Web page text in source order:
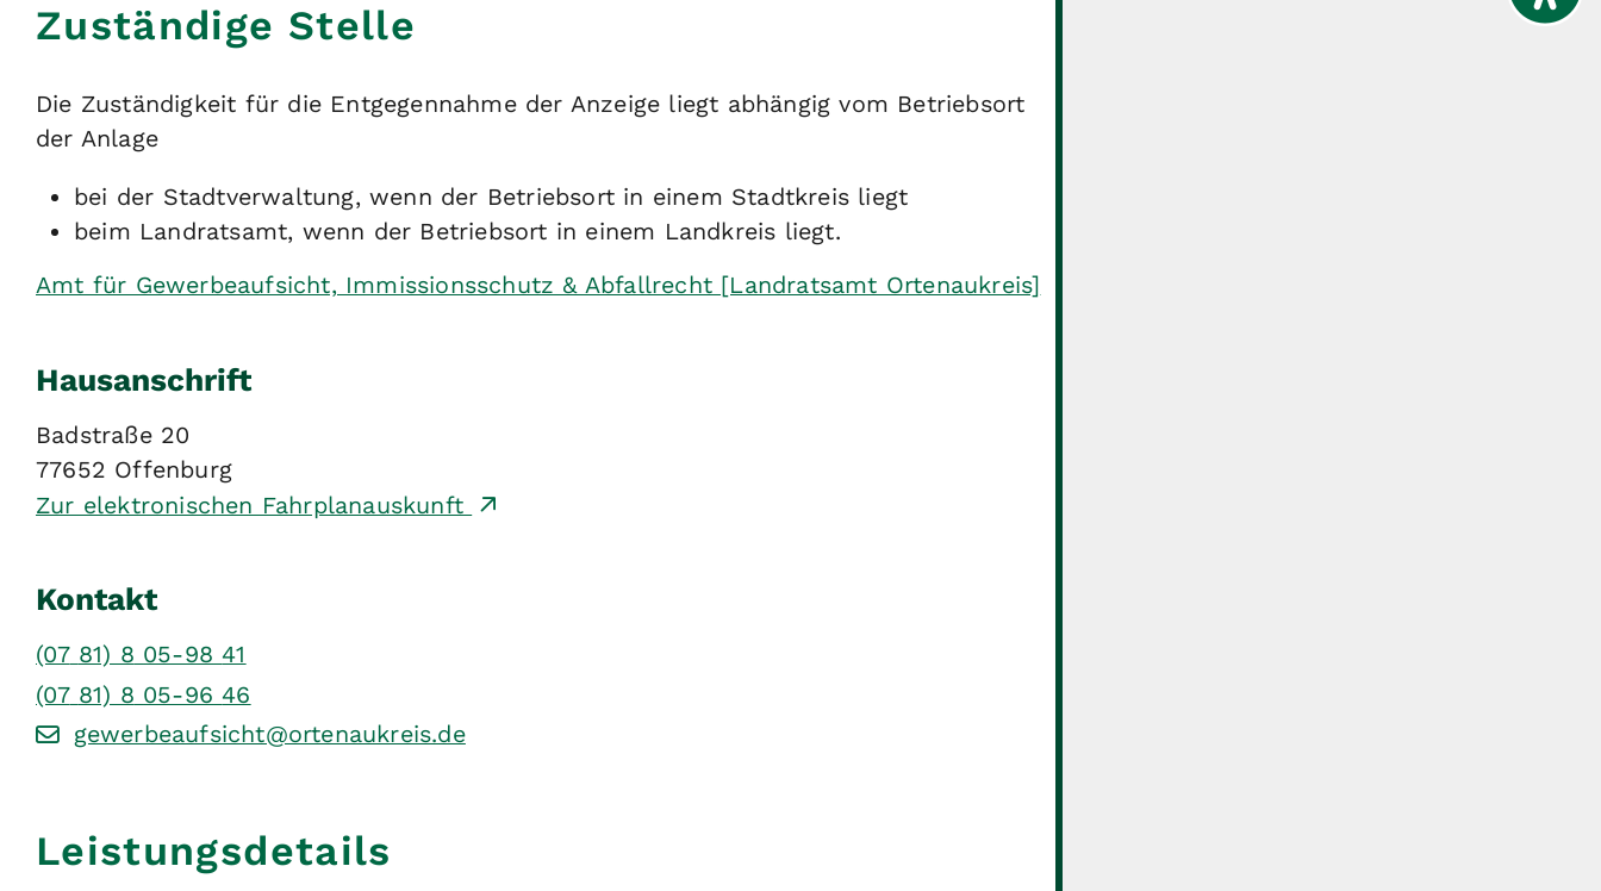
Zuständige Stelle
Die Zuständigkeit für die Entgegennahme der Anzeige liegt abhängig vom Betriebsort
der Anlage
bei der Stadtverwaltung, wenn der Betriebsort in einem Stadtkreis liegt
beim Landratsamt, wenn der Betriebsort in einem Landkreis liegt.
Amt für Gewerbeaufsicht, Immissionsschutz & Abfallrecht [Landratsamt Ortenaukreis]
Hausanschrift
Badstraße 20
77652 Offenburg
Zur elektronischen Fahrplanauskunft
Kontakt
(07 81) 8 05-98 41
(07 81) 8 05-96 46
gewerbeaufsicht@ortenaukreis.de
Leistungsdetails